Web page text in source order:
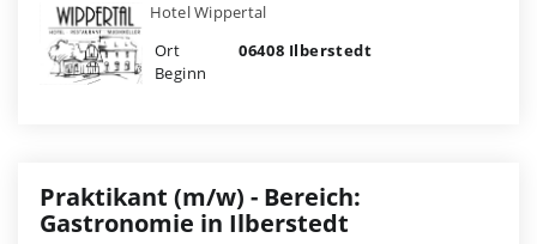
Hotel Wippertal
Ort
06408 Ilberstedt
Beginn
Praktikant (m/w) - Bereich:
Gastronomie in Ilberstedt